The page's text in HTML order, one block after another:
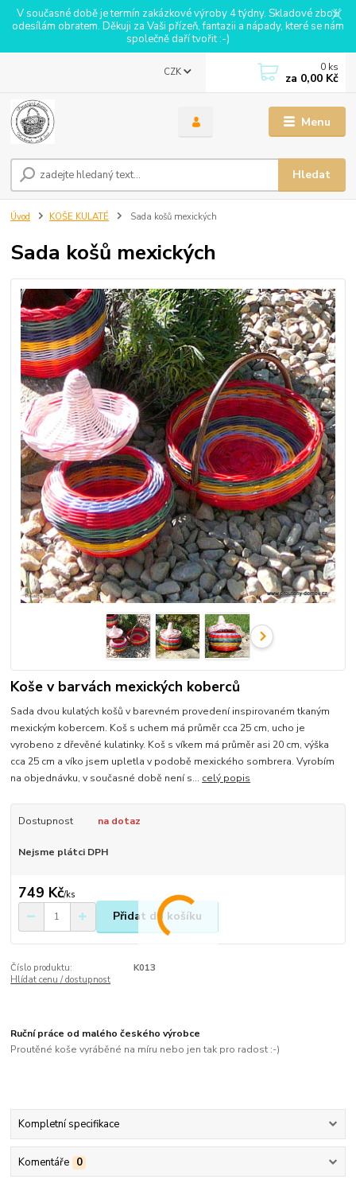
V současné době je termín zakázkové výroby 4 týdny. Skladové zboží
odesílám obratem. Děkuji za Vaši přízeň, fantazii a nápady, které se nám
společně daří tvořit :-)
Menu
CZK
Hledat
0 ks
za 0,00 Kč
Úvod KOŠE KULATÉ Sada košů mexických
Sada košů mexických
Koše v barvách mexických koberců
Sada dvou kulatých košů v barevném provedení inspirovaném tkaným
mexickým kobercem. Koš s uchem má průměr cca 25 cm, ucho je
vyrobeno z dřevěné kulatinky. Koš s víkem má průměr asi 20 cm, výška
cca 25 cm a víko jsem upletla v podobě mexického sombrera. Vyrobím
na objednávku, v současné době není s... celý popis
Dostupnost na dotaz
Nejsme plátci DPH
749 Kč/ks
Přidat do košíku
Číslo produktu:
K013
Hlídat cenu / dostupnost
Ruční práce od malého českého výrobce
Proutěné koše vyráběné na míru nebo jen tak pro radost :-)
Kompletní specifikace
Komentáře 0